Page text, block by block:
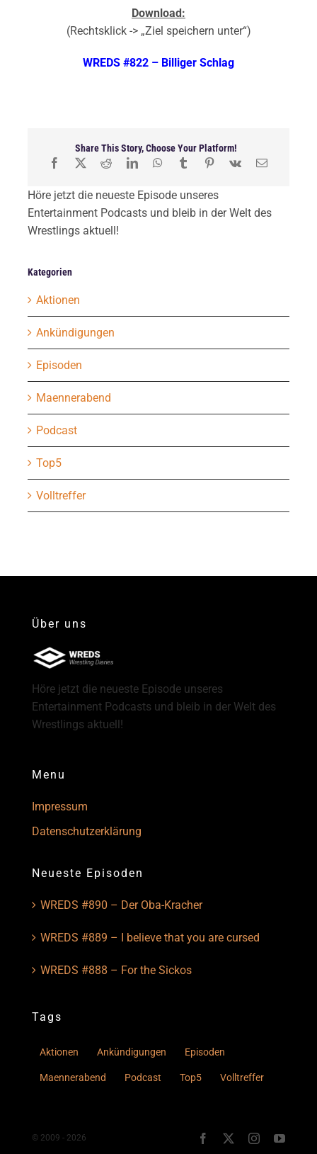
Download:
(Rechtsklick -> „Ziel speichern unter“)
WREDS #822 – Billiger Schlag
Share This Story, Choose Your Platform!
Höre jetzt die neueste Episode unseres
Entertainment Podcasts und bleib in der Welt des
Wrestlings aktuell!
Kategorien
Aktionen
Ankündigungen
Episoden
Maennerabend
Podcast
Top5
Volltreffer
Über uns
Höre jetzt die neueste Episode unseres
Entertainment Podcasts und bleib in der Welt des
Wrestlings aktuell!
Menu
Impressum
Datenschutzerklärung
Neueste Episoden
WREDS #890 – Der Oba-Kracher
WREDS #889 – I believe that you are cursed
WREDS #888 – For the Sickos
Tags
Aktionen Ankündigungen Episoden
Maennerabend Podcast Top5 Volltreffer
© 2009 - 2026